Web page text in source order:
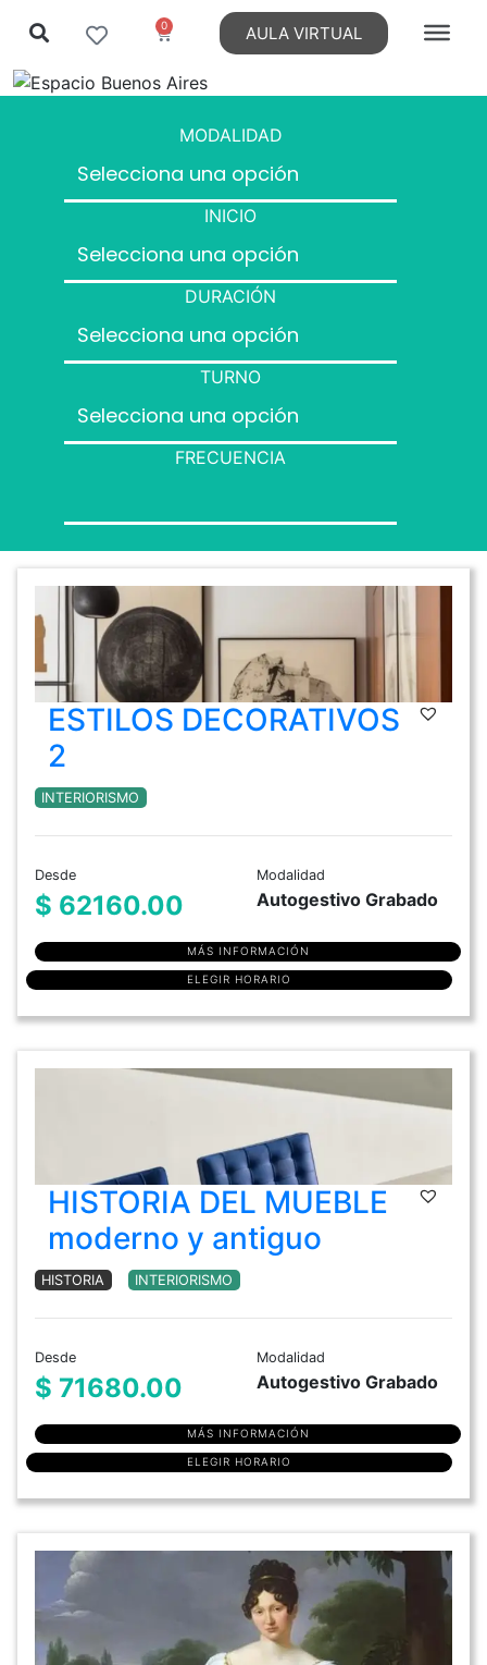
0 AULA VIRTUAL
MODALIDAD
INICIO
DURACIÓN
TURNO
FRECUENCIA
ESTILOS DECORATIVOS
2
INTERIORISMO
Desde
$ 62160.00
Modalidad
Autogestivo Grabado
MÁS INFORMACIÓN
ELEGIR HORARIO
HISTORIA DEL MUEBLE
moderno y antiguo
HISTORIA INTERIORISMO
Desde
$ 71680.00
Modalidad
Autogestivo Grabado
MÁS INFORMACIÓN
ELEGIR HORARIO